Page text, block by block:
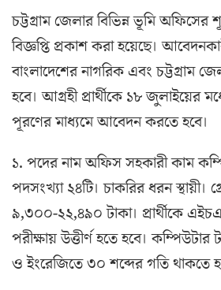
চট্টগ্রাম জেলার বিভিন্ন ভূমি
বিজ্ঞপ্তি প্রকাশ করা হয়েছে।
বাংলাদেশের নাগরিক এবং চট্টগ্রাম
হবে। আগ্রহী প্রার্থীকে ১৮ জুলাইয়ের
পূরণের মাধ্যমে আবেদন করতে হবে।
১. পদের নাম অফিস সহকারী কাম
পদসংখ্যা ২৪টি। চাকরির ধরন স্থায়ী।
৯,৩০০-২২,৪৯০ টাকা। প্রার্থীকে
পরীক্ষায় উত্তীর্ণ হতে হবে। কম্পিউটার
ও ইংরেজিতে ৩০ শব্দের গতি থাকতে